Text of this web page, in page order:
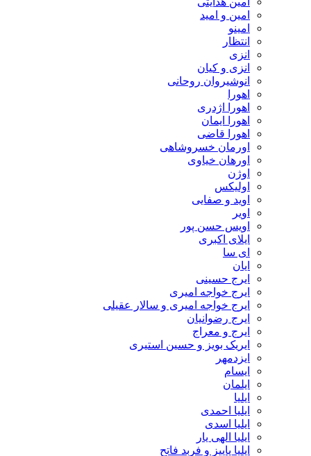
امین و امید
امینو
انتظار
انزی
انزی و کیان
انوشیروان روحانی
اهورا
اهورا اژدری
اهورا ایمان
اهورا قاضی
اورمان خسروشاهی
اورهان خیاوی
اوژن
اولیکس
اوید و صفایی
اویر
اویس حسن پور
ايلاى اكبرى
ای سا
ایان
ایرج حسینی
ایرج خواجه امیری
ایرج خواجه امیری و سالار عقیلی
ایرج رضوانیان
ایرج و معراج
ایریک بویز و حسین استیری
ایزدمهر
ایسام
ایلمان
ایلیا
ایلیا احمدی
ایلیا اسدی
ایلیا الهی یار
ایلیا پاییز و فربد فاتح